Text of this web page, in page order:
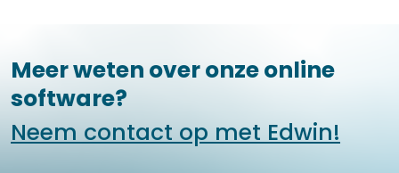
Meer weten over onze online
software?
Neem contact op met Edwin!